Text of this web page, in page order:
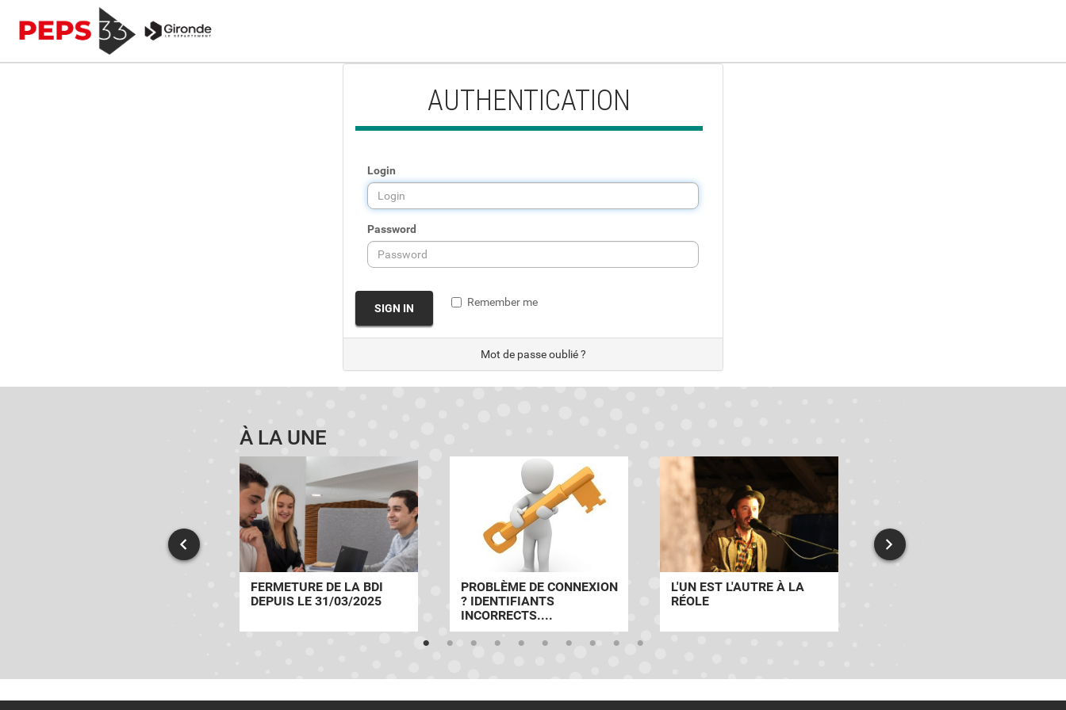
AUTHENTICATION
Login
Password
SIGN IN
Remember me
Mot de passe oublié ?
À LA UNE
FERMETURE DE LA BDI
DEPUIS LE 31/03/2025
PROBLÈME DE CONNEXION
? IDENTIFIANTS
INCORRECTS....
L'UN EST L'AUTRE À LA
RÉOLE